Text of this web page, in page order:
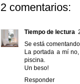
2 comentarios:
Tiempo de lectura
Se está
La portada a mí
piscina.
Un beso!
Responder